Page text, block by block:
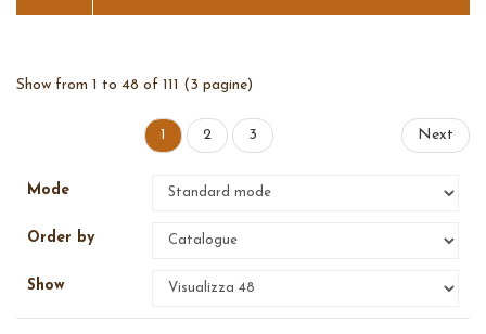
Show from 1 to 48 of 111 (3 pagine)
1 2 3 Next
Mode
Order by
Show